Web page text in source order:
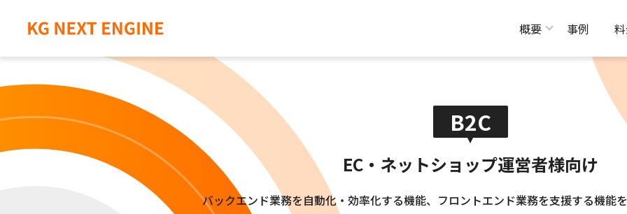
概要 事例
B2C
EC・ネットショップ運営者様向け
バックエンド業務を自動化・効率化する機能、フロントエンド業務を支援する機能